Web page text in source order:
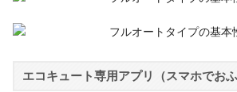
エコキュート専用アプリ（スマホでおふ